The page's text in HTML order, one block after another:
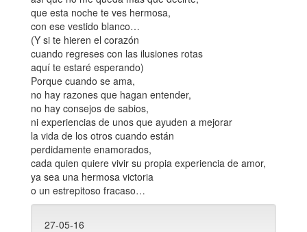
que esta noche te ves hermosa,
con ese vestido blanco…
(Y si te hieren el corazón
cuando regreses con las ilusiones rotas
aquí te estaré esperando)
Porque cuando se ama,
no hay razones que hagan entender,
no hay consejos de sabios,
ni experiencias de unos que ayuden a mejorar
la vida de los otros cuando están
perdidamente enamorados,
cada quien quiere vivir su propia experiencia de amor,
ya sea una hermosa victoria
o un estrepitoso fracaso…
27-05-16